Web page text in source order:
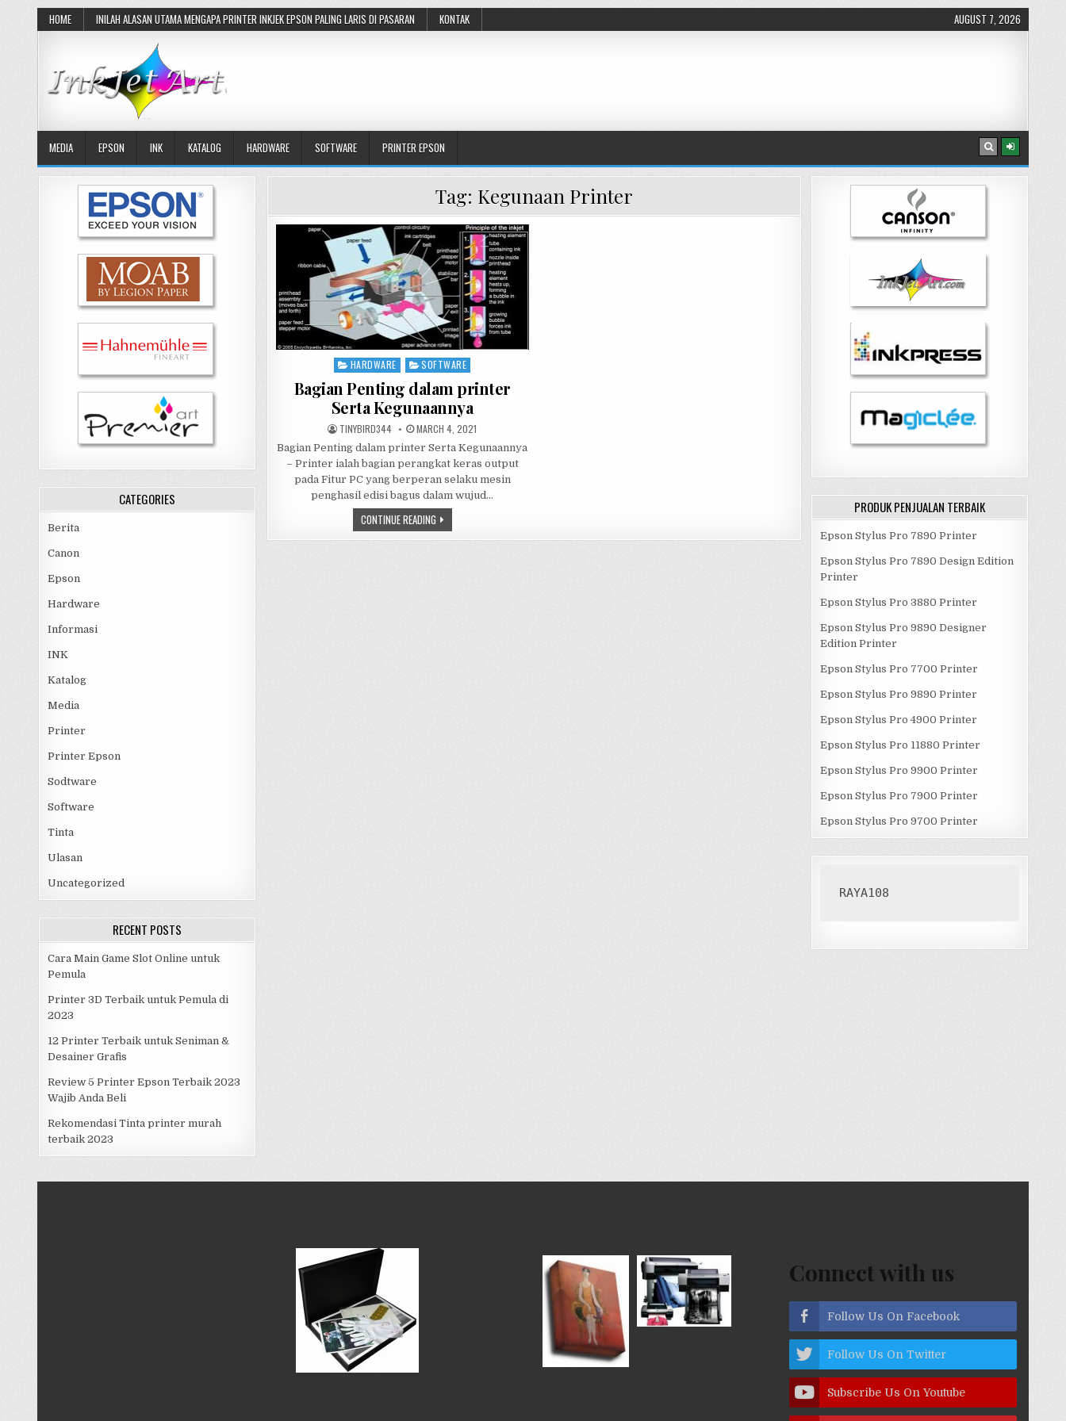
HOME INILAH ALASAN UTAMA MENGAPA PRINTER INKJEK EPSON PALING LARIS DI PASARAN KONTAK AUGUST 7, 2026
MEDIA EPSON INK KATALOG HARDWARE SOFTWARE PRINTER EPSON
Tag: Kegunaan Printer
Posted
HARDWARE SOFTWARE
Bagian Penting dalam printer
Serta Kegunaannya
AUTHOR:
TINYBIRD344 PUBLISHED
MARCH 4, 2021
Bagian Penting dalam printer Serta Kegunaannya
– Printer ialah bagian perangkat keras output
pada Fitur PC yang berperan selaku mesin
penghasil edisi bagus dalam wujud…
CONTINUE READINGBAGIAN
PENTING
DALAM
CATEGORIES
Berita
Canon
Epson
Hardware
Informasi
INK
Katalog
Media
Printer
Printer Epson
Sodtware
Software
Tinta
Ulasan
Uncategorized
RECENT POSTS
Cara Main Game Slot Online untuk
Pemula
Printer 3D Terbaik untuk Pemula di
2023
12 Printer Terbaik untuk Seniman &
Desainer Grafis
Review 5 Printer Epson Terbaik 2023
Wajib Anda Beli
Rekomendasi Tinta printer murah
terbaik 2023
PRODUK PENJUALAN TERBAIK
Epson Stylus Pro 7890 Printer
Epson Stylus Pro 7890 Design Edition
Printer
Epson Stylus Pro 3880 Printer
Epson Stylus Pro 9890 Designer
Edition Printer
Epson Stylus Pro 7700 Printer
Epson Stylus Pro 9890 Printer
Epson Stylus Pro 4900 Printer
Epson Stylus Pro 11880 Printer
Epson Stylus Pro 9900 Printer
Epson Stylus Pro 7900 Printer
Epson Stylus Pro 9700 Printer
RAYA108
Connect with us
Follow Us On Facebook
Follow Us On Twitter
Subscribe Us On Youtube